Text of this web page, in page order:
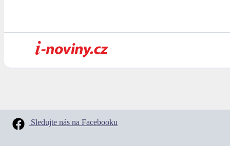
Sledujte nás na Facebooku